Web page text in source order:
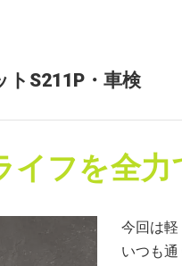
トS211P・車検
イフを全
今回は軽
いつも